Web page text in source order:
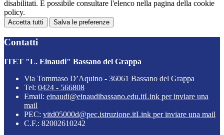
disabilitati. È possibile consultare l'elenco nella pagina della cookie
policy.
Accetta tutti Salva le preferenze
Contatti
ITET "L. Einaudi" Bassano del Grappa
Via Tommaso D’Aquino - 36061 Bassano del Grappa
Tel: 0424 - 566808
Email: einaudi@einaudibassano.edu.itLink per inviare una
mail
PEC: vitd05000d@pec.istruzione.itLink per inviare una mail
C.F.: 82002610242